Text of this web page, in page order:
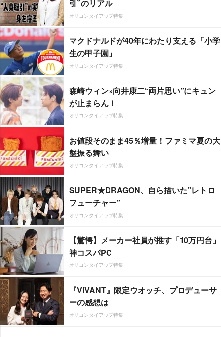
引”のリアル
オリコンタイアップ特集
マクドナルドが40年にわたり支える「小学
生の甲子園」
オリコンタイアップ特集
森崎ウィン×向井康二“両片思い”にキュン
が止まらん！
オリコンタイアップ特集
お値段そのまま45％増量！ファミマ夏の大
盤振る舞い
オリコンタイアップ特集
SUPER★DRAGON、自ら描いた”レトロ
フューチャー”
オリコンタイアップ特集
【驚愕】メーカー社員が推す「10万円台」
神コスパPC
オリコンタイアップ特集
『VIVANT』限定ウオッチ、プロデューサ
ーの感想は
オリコンタイアップ特集